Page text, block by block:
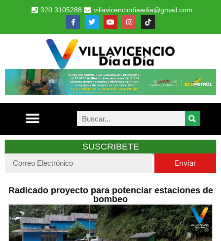
320 3105288 villavicenciodiaadia@gmail.com
SUSCRIBETE
Enviar
Radicado proyecto para potenciar estaciones de
bombeo